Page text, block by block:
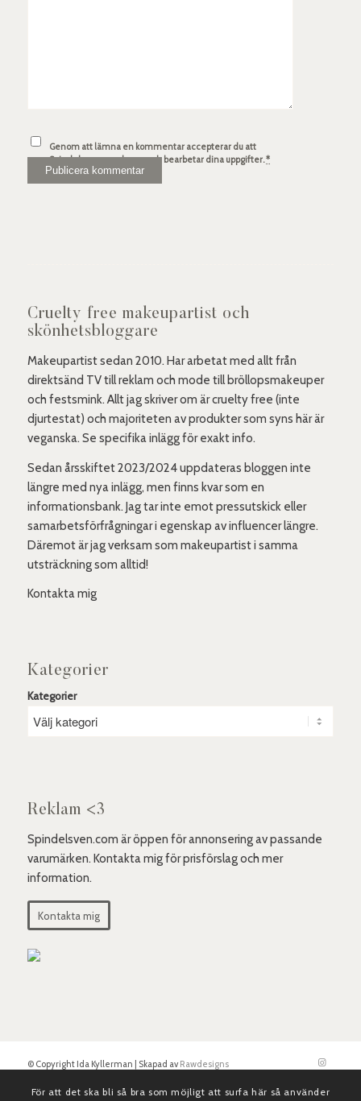
Genom att lämna en kommentar accepterar du att
Spindelsven.com lagrar och bearbetar dina uppgifter.*
Cruelty free makeupartist och
skönhetsbloggare
Makeupartist sedan 2010. Har arbetat med allt från
direktsänd TV till reklam och mode till bröllopsmakeuper
och festsmink. Allt jag skriver om är cruelty free (inte
djurtestat) och majoriteten av produkter som syns här är
veganska. Se specifika inlägg för exakt info.
Sedan årsskiftet 2023/2024 uppdateras bloggen inte
längre med nya inlägg, men finns kvar som en
informationsbank. Jag tar inte emot pressutskick eller
samarbetsförfrågningar i egenskap av influencer längre.
Däremot är jag verksam som makeupartist i samma
utsträckning som alltid!
Kontakta mig
Kategorier
Kategorier
Reklam <3
Spindelsven.com är öppen för annonsering av passande
varumärken. Kontakta mig för prisförslag och mer
information.
Kontakta mig
© Copyright Ida Kyllerman | Skapad avRawdesigns
För att det ska bli så bra som möjligt att surfa här så använder